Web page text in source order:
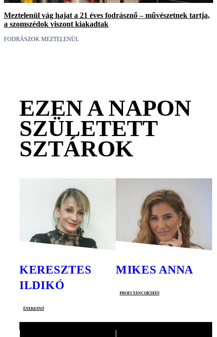
Meztelenül vág hajat a 21 éves fodrásznő – művészetnek tartja,
a szomszédok viszont kiakadtak
FODRÁSZOK MEZTELENÜL
EZEN A NAPON
SZÜLETETT
SZTÁROK
KERESZTES
ILDIKÓ
énekesnő
MIKES ANNA
profi táncoktató